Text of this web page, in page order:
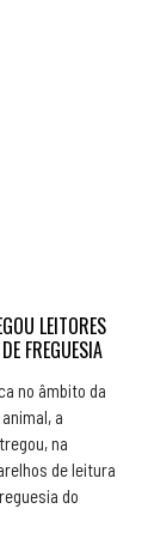
LEITORES
FREGUESIA
no âmbito da
a
na
de leitura
do